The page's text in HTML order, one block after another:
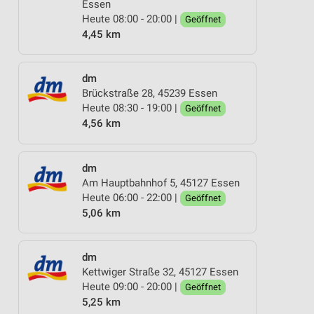
Essen
Heute 08:00 - 20:00 |
Geöffnet
4,45 km
dm
Brückstraße 28, 45239 Essen
Heute 08:30 - 19:00 |
Geöffnet
4,56 km
dm
Am Hauptbahnhof 5, 45127 Essen
Heute 06:00 - 22:00 |
Geöffnet
5,06 km
dm
Kettwiger Straße 32, 45127 Essen
Heute 09:00 - 20:00 |
Geöffnet
5,25 km